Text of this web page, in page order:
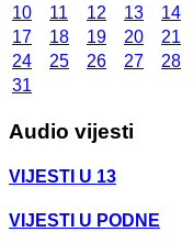
10
11 12 13 14
17
18 19 20 21
24
25 26 27 28
31
Audio vijesti
VIJESTI U 13
VIJESTI U PODNE